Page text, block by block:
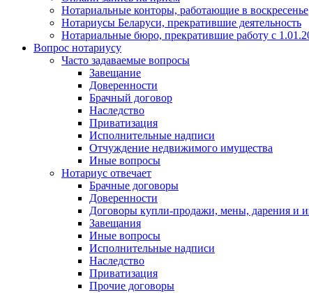
Нотариальные конторы, работающие в воскресенье
Нотариусы Беларуси, прекратившие деятельность
Нотариальные бюро, прекратившие работу с
Вопрос нотариусу
Часто задаваемые вопросы
Завещание
Доверенности
Брачный договор
Наследство
Приватизация
Исполнительные надписи
Отчуждение недвижимого имущества
Иные вопросы
Нотариус отвечает
Брачные договоры
Доверенности
Договоры купли-продажи, мены, дарения и
Завещания
Иные вопросы
Исполнительные надписи
Наследство
Приватизация
Прочие договоры